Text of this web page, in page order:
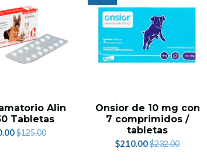
Alin
Tabletas
$125.00
Onsior de 10 mg con
7 comprimidos /
tabletas
$210.00$232.00